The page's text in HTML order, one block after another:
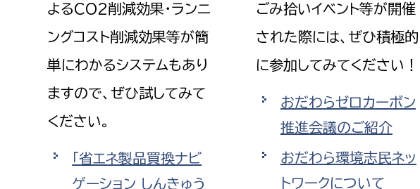
よるCO2削減効果・ランニ
ングコスト削減効果等が簡
単にわかるシステムもあり
ますので、ぜひ試してみて
ください。
「省エネ製品買換ナビ
ゲーション しんきゅう
ごみ拾いイベント等が開催
された際には、ぜひ積極的
に参加してみてください！
おだわらゼロカーボン
推進会議のご紹介
おだわら環境志民ネッ
トワークについて